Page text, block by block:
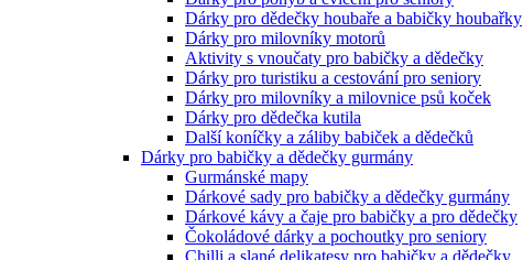
Dárky pro dědečky houbaře a babičky houbařky
Dárky pro milovníky motorů
Aktivity s vnoučaty pro babičky a dědečky
Dárky pro turistiku a cestování pro seniory
Dárky pro milovníky a milovnice psů koček
Dárky pro dědečka kutila
Další koníčky a záliby babiček a dědečků
Dárky pro babičky a dědečky gurmány
Gurmánské mapy
Dárkové sady pro babičky a dědečky gurmány
Dárkové kávy a čaje pro babičky a pro dědečky
Čokoládové dárky a pochoutky pro seniory
Chilli a slané delikatesy pro babičky a dědečky